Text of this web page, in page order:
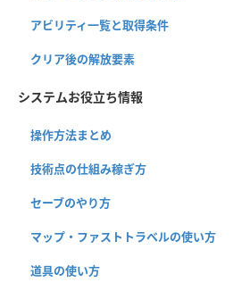
アビリティ一覧と取得条件
クリア後の解放要素
システムお役立ち情報
操作方法まとめ
技術点の仕組み稼ぎ方
セーブのやり方
マップ・ファストトラベルの使い方
道具の使い方